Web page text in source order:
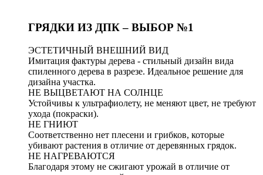
ГРЯДКИ ИЗ ДПК – ВЫБОР №1
ЭСТЕТИЧНЫЙ ВНЕШНИЙ ВИД
Имитация фактуры дерева - стильный дизайн вида
спиленного дерева в разрезе. Идеальное решение для
дизайна участка.
НЕ ВЫЦВЕТАЮТ НА СОЛНЦЕ
Устойчивы к ультрафиолету, не меняют цвет, не требуют
ухода (покраски).
НЕ ГНИЮТ
Соответственно нет плесени и грибков, которые
убивают растения в отличие от деревянных грядок.
НЕ НАГРЕВАЮТСЯ
Благодаря этому не сжигают урожай в отличие от